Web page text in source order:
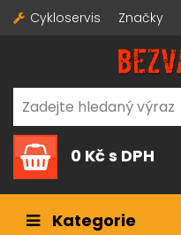
Cykloservis Značky
0 Kčs DPH
Kategorie